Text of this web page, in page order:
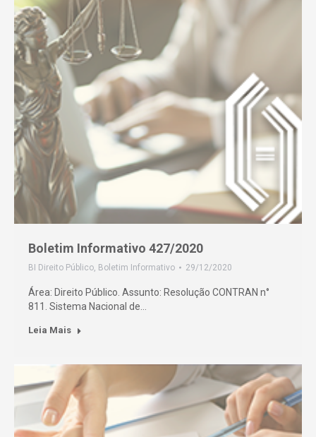
Boletim Informativo 427/2020
BI Direito Público, Boletim Informativo 29/12/2020
Área: Direito Público. Assunto: Resolução CONTRAN n°
811. Sistema Nacional de…
Leia Mais